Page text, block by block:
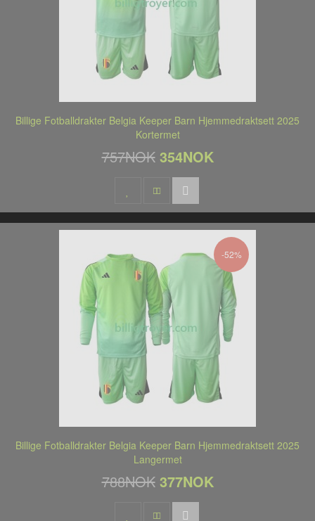
Billige Fotballdrakter Belgia Keeper Barn Hjemmedraktsett 2025
Kortermet
757NOK 354NOK
-52%
Billige Fotballdrakter Belgia Keeper Barn Hjemmedraktsett 2025
Langermet
788NOK 377NOK